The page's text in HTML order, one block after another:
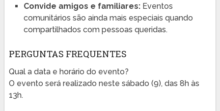
Convide amigos e familiares:Eventos
comunitários são ainda mais especiais quando
compartilhados com pessoas queridas.
PERGUNTAS FREQUENTES
Qual a data e horário do evento?
O evento será realizado neste sábado (9), das 8h às
13h.